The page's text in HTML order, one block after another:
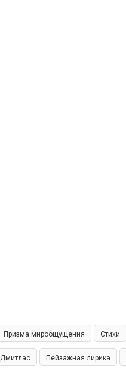
Призма мироощущения Стихи
Дмитлас Пейзажная лирика